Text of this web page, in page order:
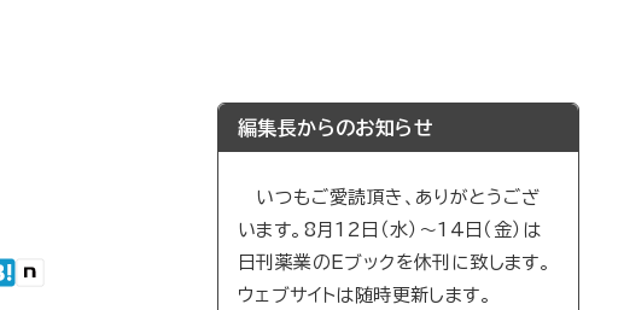
編集長からのお知らせ
いつもご愛読頂き、ありがとうござ
います。8月12日（水）～14日（金）は
日刊薬業のEブックを休刊に致します。
ウェブサイトは随時更新します。